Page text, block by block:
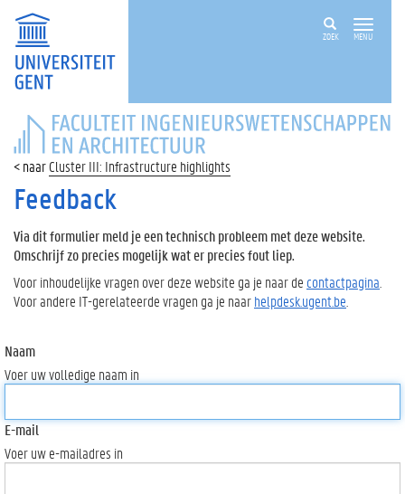
ZOEK MENU
FACULTEIT
INGENIEURSWETENSCHAPPEN
EN
ARCHITECTUUR
Cluster III: Infrastructure highlights
Feedback
Via dit formulier meld je een technisch probleem met deze website.
Omschrijf zo precies mogelijk wat er precies fout liep.
Voor inhoudelijke vragen over deze website ga je naar de contactpagina
Voor andere IT-gerelateerde vragen ga je naarhelpdesk.ugent.be
Naam
Voer uw volledige naam in
E-mail
Voer uw e-mailadres in